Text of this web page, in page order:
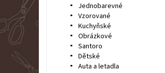
Jednobarevné
Vzorované
Kuchyňské
Obrázkové
Santoro
Dětské
Auta a letadla